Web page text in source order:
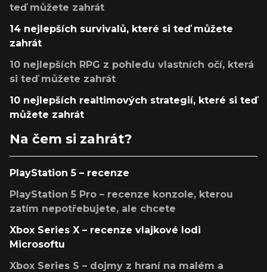
teď můžete zahrát
14 nejlepších survivalů, které si teď můžete
zahrát
10 nejlepších RPG z pohledu vlastních očí, která
si teď můžete zahrát
10 nejlepších realtimových strategií, které si teď
můžete zahrát
Na čem si zahrát?
PlayStation 5 – recenze
PlayStation 5 Pro – recenze konzole, kterou
zatím nepotřebujete, ale chcete
Xbox Series X – recenze vlajkové lodi
Microsoftu
Xbox Series S – dojmy z hraní na malém a